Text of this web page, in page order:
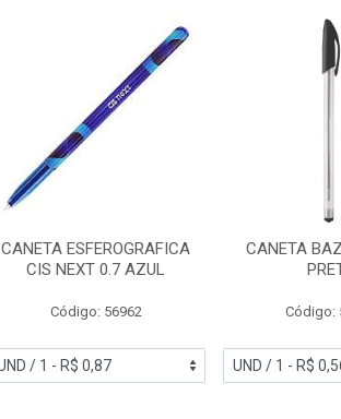
CANETA ESFEROGRAFICA
CIS NEXT 0.7 AZUL
Código: 56962
CANETA
Código: